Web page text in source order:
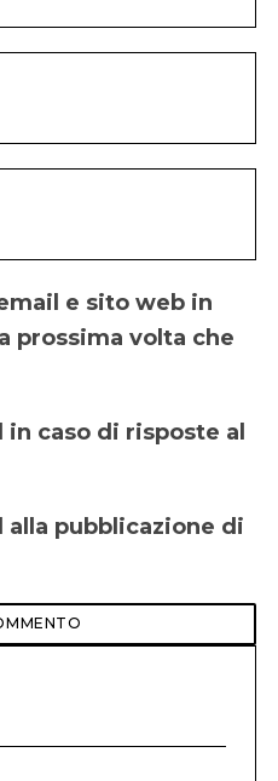
e sito web in
prossima volta che
caso di risposte al
pubblicazione di